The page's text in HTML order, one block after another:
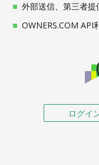
ログイ
外部送信、第三者
OWNERS.COM API